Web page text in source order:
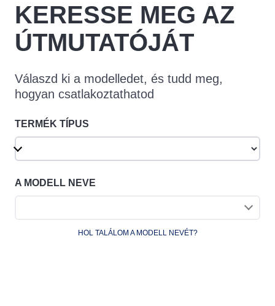
KERESSE MEG AZ
ÚTMUTATÓJÁT
Válaszd ki a modelledet, és tudd meg,
hogyan csatlakoztathatod
TERMÉK TÍPUS
A MODELL NEVE
HOL TALÁLOM A MODELL NEVÉT?